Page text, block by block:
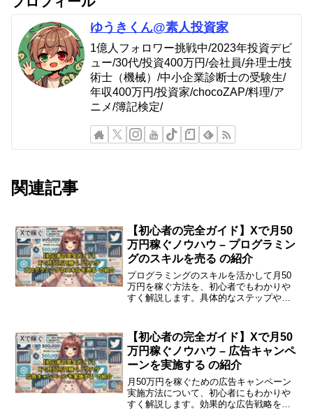
ゆうきくん@素人投資家
1億人フォロワー挑戦中/2023年投資デビ
ュー/30代/投資400万円/会社員/弁理士/技
術士（機械）/中小企業診断士の受験生/
年収400万円/投資家/chocoZAP/料理/ア
ニメ/簿記検定/
関連記事
Xで稼ぐ
【初心者の完全ガイド】Xで月50
万円稼ぐノウハウ – プログラミン
グのスキルを売る の紹介
プログラミングのスキルを活かして月50
万円を稼ぐ方法を、初心者でもわかりや
すく解説します。具体的なステップや注
のビジネスシーンで欠かせないスキルと
なっています。特に、フリ...
Xで稼ぐ
【初心者の完全ガイド】Xで月50
万円稼ぐノウハウ – 広告キャンペ
ーンを実施する の紹介
月50万円を稼ぐための広告キャンペーン
実施方法について、初心者にもわかりや
すく解説します。効果的な広告戦略を学